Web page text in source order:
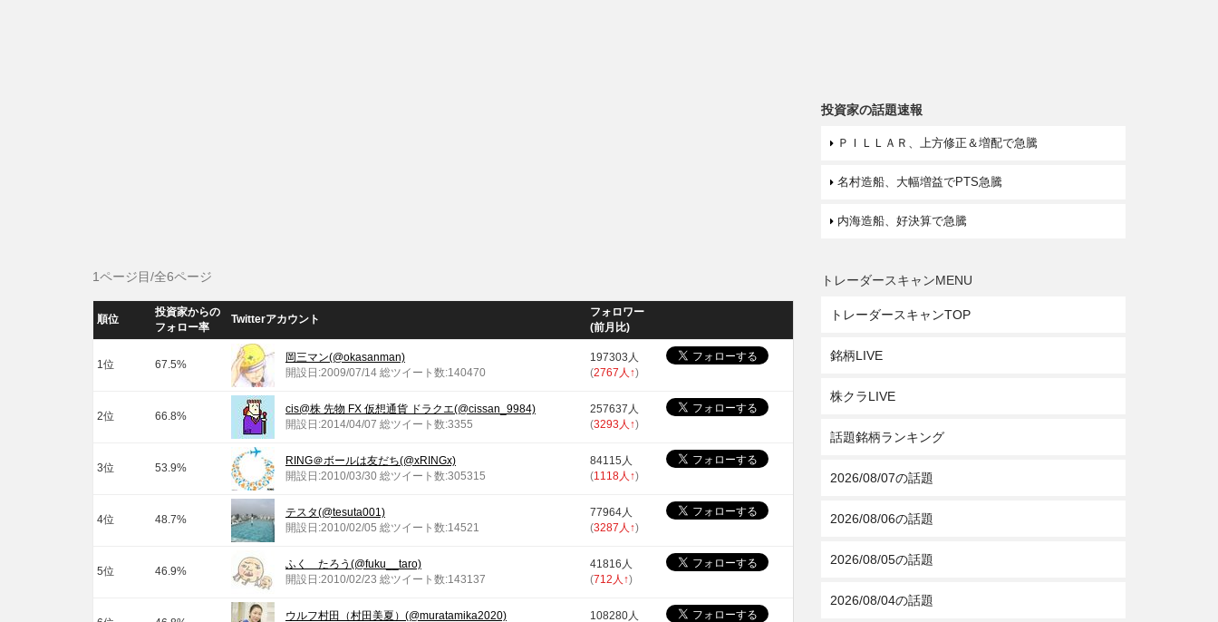
1ページ目/全6ページ
順位
投資家からの
フォロー率
Twitterアカウント
フォロワー
(前月比)
1位 67.5%
岡三マン(@okasanman)
開設日:2009/07/14 総ツイート数:140470
197303人
(2767人 ↑)
2位 66.8%
cis@株 先物 FX 仮想通貨 ドラクエ(@cissan_9984)
開設日:2014/04/07 総ツイート数:3355
257637人
(3293人 ↑)
3位 53.9%
RING＠ボールは友だち(@xRINGx)
開設日:2010/03/30 総ツイート数:305315
84115人
(1118人 ↑)
4位 48.7%
テスタ(@tesuta001)
開設日:2010/02/05 総ツイート数:14521
77964人
(3287人 ↑)
5位 46.9%
ふく たろう(@fuku__taro)
開設日:2010/02/23 総ツイート数:143137
41816人
(712人 ↑)
ウルフ村田（村田美夏）(@muratamika2020)
108280人
投資家の話題速報
ＰＩＬＬＡＲ、上方修正＆増配で急騰
名村造船、大幅増益でPTS急騰
内海造船、好決算で急騰
トレーダースキャンMENU
トレーダースキャンTOP
銘柄LIVE
株クラLIVE
話題銘柄ランキング
2026/08/07の話題
2026/08/06の話題
2026/08/05の話題
2026/08/04の話題